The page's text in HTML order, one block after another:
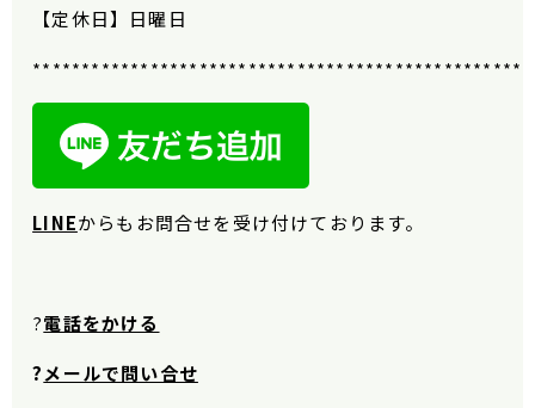
【定休日】日曜日
LINEからもお問合せを受け付けております。
?電話をかける
?メールで問い合せ